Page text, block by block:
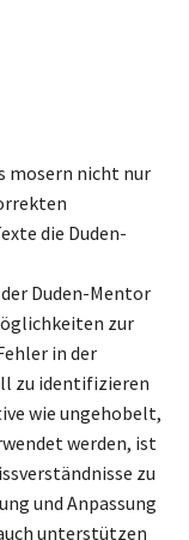
mosern nicht nur
die Duden-
Duden-Mentor
zur
in der
zu identifizieren
wie ungehobelt,
werden, ist
zu
und Anpassung
unterstützen